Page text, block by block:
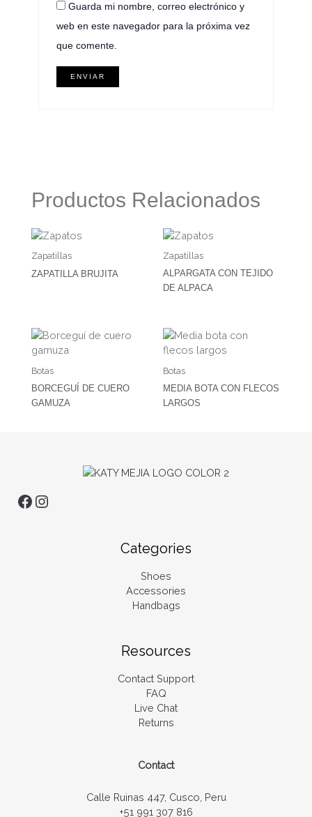
Guarda mi nombre, correo electrónico y
web en este navegador para la próxima vez
que comente.
Productos Relacionados
Zapatillas
ZAPATILLA BRUJITA
Zapatillas
ALPARGATA CON TEJIDO
DE ALPACA
Botas
BORCEGUÍ DE CUERO
GAMUZA
Botas
MEDIA BOTA CON FLECOS
LARGOS
Categories
Shoes
Accessories
Handbags
Resources
Contact Support
FAQ
Live Chat
Returns
Contact
Calle Ruinas 447, Cusco, Peru
+51 991 307 816